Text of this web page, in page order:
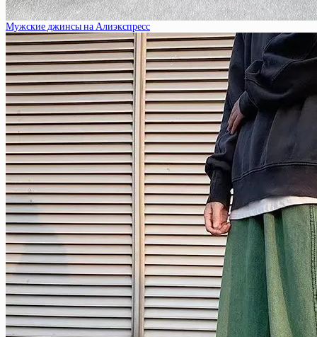
Мужские джинсы на Алиэкспресс